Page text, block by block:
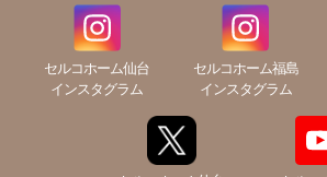
セルコホーム仙台
インスタグラム
セルコホーム福島
インスタグラム